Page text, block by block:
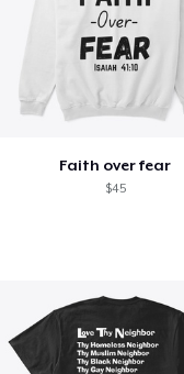
Faith over fear
$45